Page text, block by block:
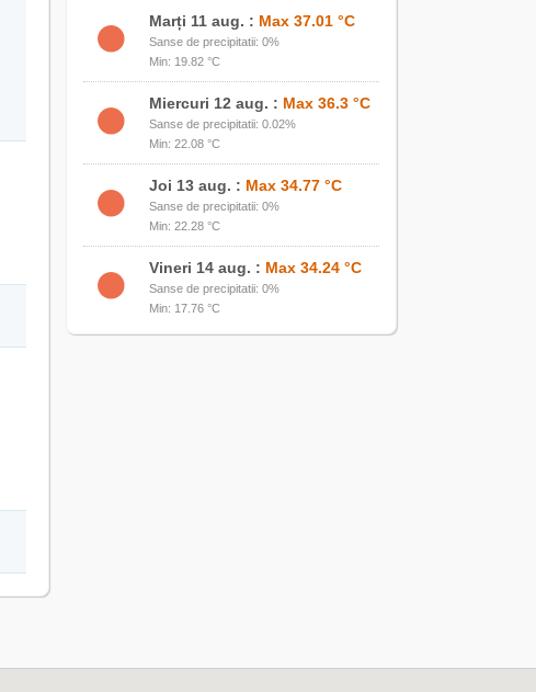
Marți 11 aug. : Max 37.01 °C
Sanse de precipitatii: 0%
Min: 19.82 °C
Miercuri 12 aug. : Max 36.3 °C
Sanse de precipitatii: 0.02%
Min: 22.08 °C
Joi 13 aug. : Max 34.77 °C
Sanse de precipitatii: 0%
Min: 22.28 °C
Vineri 14 aug. : Max 34.24 °C
Sanse de precipitatii: 0%
Min: 17.76 °C